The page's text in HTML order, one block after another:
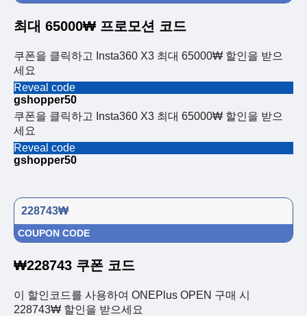
최대 65000₩ 프로모션 코드
쿠폰을 클릭하고 Insta360 X3 최대 65000₩ 할인을 받으
세요
Reveal code
gshopper50
쿠폰을 클릭하고 Insta360 X3 최대 65000₩ 할인을 받으
세요
Reveal code
gshopper50
228743₩
COUPON CODE
₩228743 쿠폰 코드
이 할인코드를 사용하여 ONEPlus OPEN 구매 시
228743₩ 할인을 받으세요